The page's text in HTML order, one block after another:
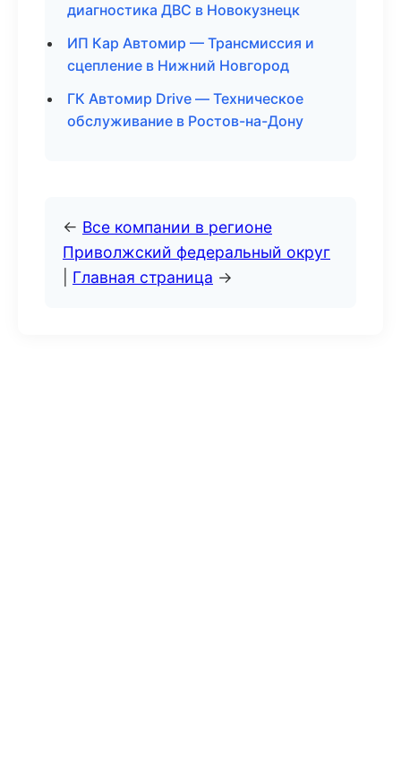
диагностика ДВС в Новокузнецк
ИП Кар Автомир — Трансмиссия и
сцепление в Нижний Новгород
ГК Автомир Drive — Техническое
обслуживание в Ростов-на-Дону
← Все компании в регионе
Приволжский федеральный округ
Главная страница →